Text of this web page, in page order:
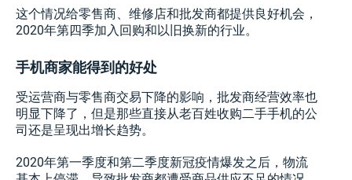
这个情况给零售商、维修店和批发商都提供良好机会，
2020年第四季加入回购和以旧换新的行业。
手机商家能得到的好处
受运营商与零售商交易下降的影响，批发商经营效率也
明显下降了，但是那些直接从老百姓收购二手手机的公
司还是呈现出增长趋势。
2020年第一季度和第二季度新冠疫情爆发之后，物流